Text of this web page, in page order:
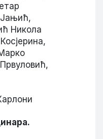
Никола